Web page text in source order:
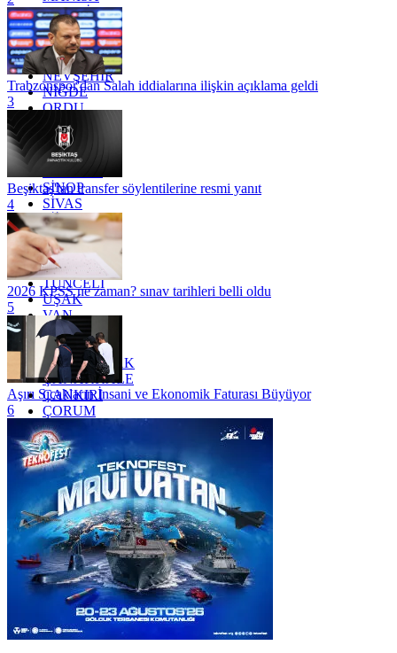
MARDİN
MERSİN
MUĞLA
MUŞ
NEVŞEHİR
NİĞDE
ORDU
OSMANİYE
RİZE
SAKARYA
SİNOP
SİVAS
SİİRT
TEKİRDAĞ
TOKAT
TRABZON
TUNCELİ
UŞAK
VAN
YALOVA
YOZGAT
ZONGULDAK
ÇANAKKALE
ÇANKIRI
ÇORUM
İSTANBUL
İZMİR
ŞANLIURFA
ŞIRNAK
Trabzonspor'dan Salah iddialarına ilişkin açıklama geldi
3
Beşiktaş'tan transfer söylentilerine resmi yanıt
4
2026 KPSS ne zaman? sınav tarihleri belli oldu
5
Aşırı Sıcakların İnsani ve Ekonomik Faturası Büyüyor
6